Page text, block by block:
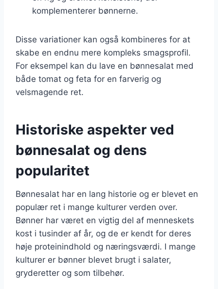
komplementerer bønnerne.
Disse variationer kan også kombineres for at
skabe en endnu mere kompleks smagsprofil.
For eksempel kan du lave en bønnesalat med
både tomat og feta for en farverig og
velsmagende ret.
Historiske aspekter ved
bønnesalat og dens
popularitet
Bønnesalat har en lang historie og er blevet en
populær ret i mange kulturer verden over.
Bønner har været en vigtig del af menneskets
kost i tusinder af år, og de er kendt for deres
høje proteinindhold og næringsværdi. I mange
kulturer er bønner blevet brugt i salater,
gryderetter og som tilbehør.